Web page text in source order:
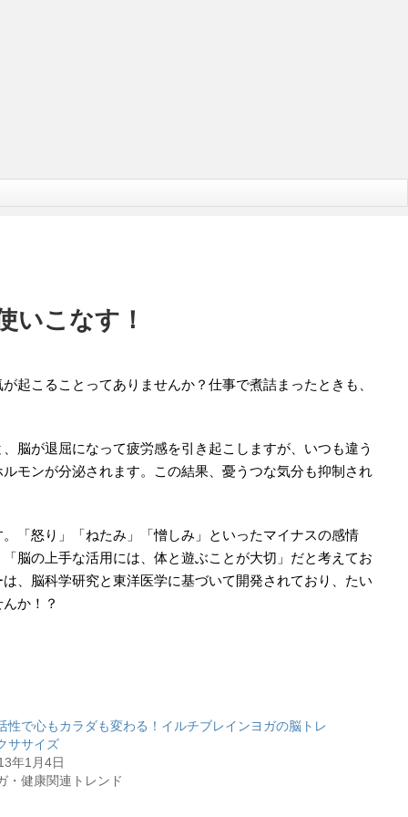
いこなす！
起こることってありませんか？仕事で煮詰まったときも、
脳が退屈になって疲労感を引き起こしますが、いつも違う
モンが分泌されます。この結果、憂うつな気分も抑制され
「怒り」「ねたみ」「憎しみ」といったマイナスの感情
脳の上手な活用には、体と遊ぶことが大切」だと考えてお
、脳科学研究と東洋医学に基づいて開発されており、たい
か！？
性で心もカラダも変わる！イルチブレインヨガの脳トレ
ササイズ
年1月4日
・健康関連トレンド